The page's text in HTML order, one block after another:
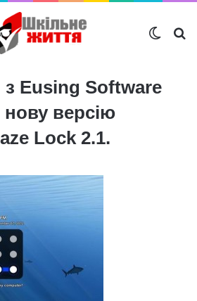
Eusing Software
версію
Lock 2.1.